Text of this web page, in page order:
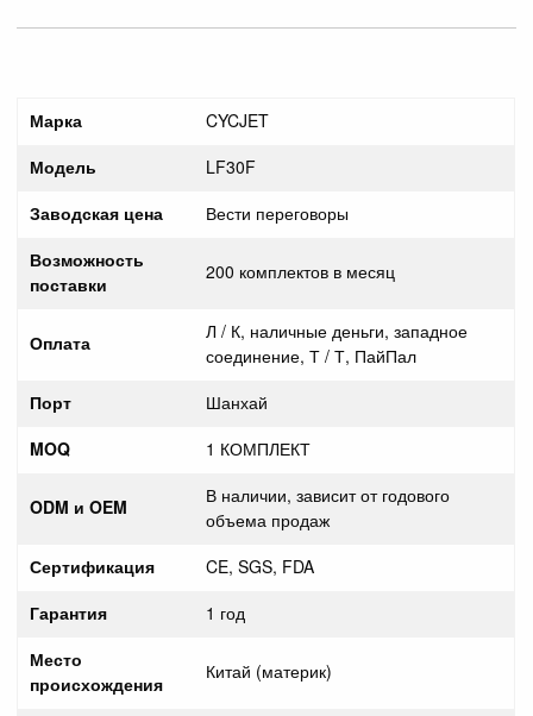
Марка
CYCJET
Модель
LF30F
Заводская цена
Вести переговоры
Возможность
поставки
200 комплектов в месяц
Оплата
Л / К, наличные деньги, западное
соединение, Т / Т, ПайПал
Порт
Шанхай
MOQ
1 КОМПЛЕКТ
ODM и OEM
В наличии, зависит от годового
объема продаж
Сертификация
CE, SGS, FDA
Гарантия
1 год
Место
происхождения
Китай (материк)